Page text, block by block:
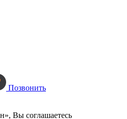
Позвонить
Вы соглашаетесь